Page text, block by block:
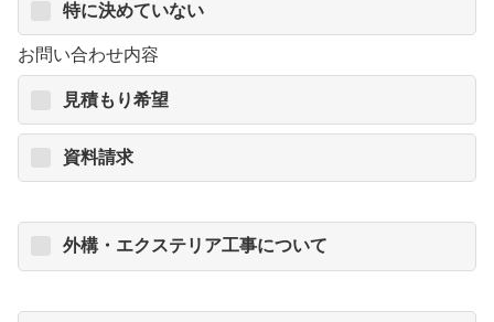
特に決めていない
お問い合わせ内容
見積もり希望
資料請求
外構・エクステリア工事について